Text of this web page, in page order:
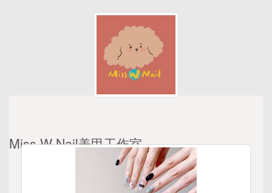
Miss W Nail美甲工作室